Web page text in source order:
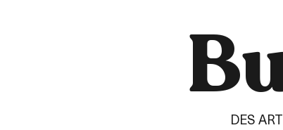
DES